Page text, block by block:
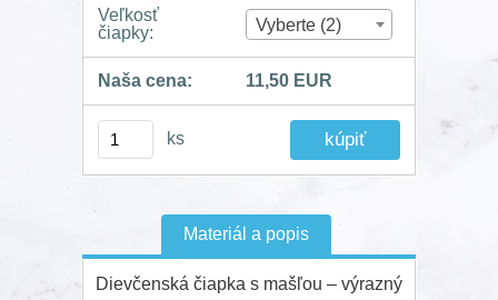
Veľkosť
čiapky:
Vyberte (2)
Naša cena: 11,50 EUR
ks
Materiál a popis
Dievčenská čiapka s mašľou – výrazný